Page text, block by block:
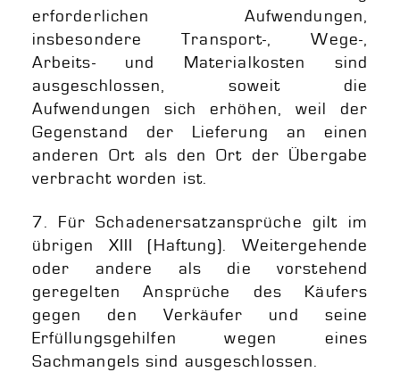
erforderlichen Aufwendungen,
insbesondere Transport-, Wege-,
Arbeits- und Materialkosten sind
ausgeschlossen, soweit die
Aufwendungen sich erhöhen, weil der
Gegenstand der Lieferung an einen
anderen Ort als den Ort der Übergabe
verbracht worden ist.
7. Für Schadenersatzansprüche gilt im
übrigen XIII (Haftung). Weitergehende
oder andere als die vorstehend
geregelten Ansprüche des Käufers
gegen den Verkäufer und seine
Erfüllungsgehilfen wegen eines
Sachmangels sind ausgeschlossen.